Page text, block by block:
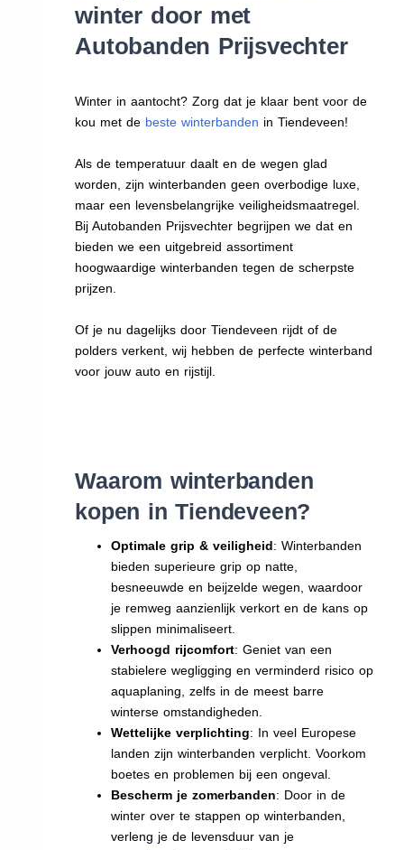
winter door met
Autobanden Prijsvechter
Winter in aantocht? Zorg dat je klaar bent voor de
kou met de beste winterbanden in Tiendeveen!
Als de temperatuur daalt en de wegen glad
worden, zijn winterbanden geen overbodige luxe,
maar een levensbelangrijke veiligheidsmaatregel.
Bij Autobanden Prijsvechter begrijpen we dat en
bieden we een uitgebreid assortiment
hoogwaardige winterbanden tegen de scherpste
prijzen.
Of je nu dagelijks door Tiendeveen rijdt of de
polders verkent, wij hebben de perfecte winterband
voor jouw auto en rijstijl.
Waarom winterbanden
kopen in Tiendeveen?
Optimale grip & veiligheid: Winterbanden
bieden superieure grip op natte,
besneeuwde en beijzelde wegen, waardoor
je remweg aanzienlijk verkort en de kans op
slippen minimaliseert.
Verhoogd rijcomfort: Geniet van een
stabielere wegligging en verminderd risico op
aquaplaning, zelfs in de meest barre
winterse omstandigheden.
Wettelijke verplichting: In veel Europese
landen zijn winterbanden verplicht. Voorkom
boetes en problemen bij een ongeval.
Bescherm je zomerbanden: Door in de
winter over te stappen op winterbanden,
verleng je de levensduur van je